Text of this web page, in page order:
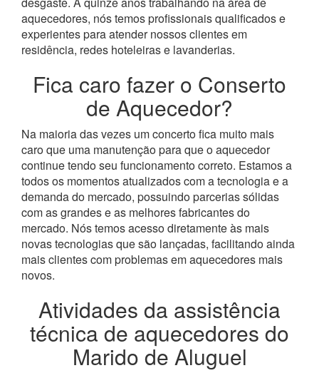
aquecedores, nós temos profissionais qualificados e
experientes para atender nossos clientes em
residência, redes hoteleiras e lavanderias.
Fica caro fazer o Conserto
de Aquecedor?
Na maioria das vezes um concerto fica muito mais
caro que uma manutenção para que o aquecedor
continue tendo seu funcionamento correto. Estamos a
todos os momentos atualizados com a tecnologia e a
demanda do mercado, possuindo parcerias sólidas
com as grandes e as melhores fabricantes do
mercado. Nós temos acesso diretamente às mais
novas tecnologias que são lançadas, facilitando ainda
mais clientes com problemas em aquecedores mais
novos.
Atividades da assistência
técnica de aquecedores do
Marido de Aluguel